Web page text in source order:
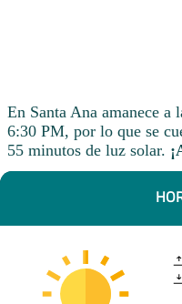
En Santa Ana amanece a
6:30 PM, por lo que se
55 minutos de luz solar.